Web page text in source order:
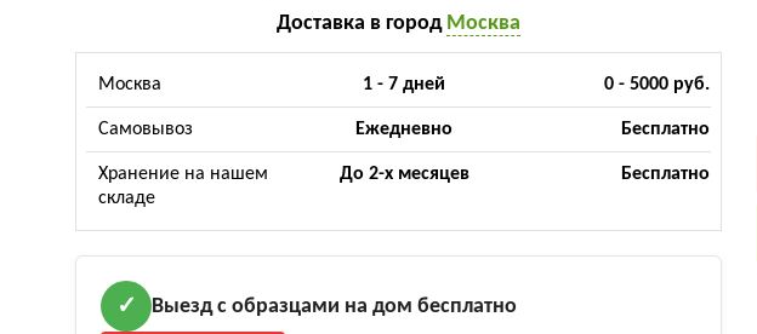
Доставка в город Москва
Москва 1 - 7 дней 0 - 5000 руб.
Самовывоз Ежедневно Бесплатно
Хранение на нашем
складе
До 2-х месяцев Бесплатно
✓ Выезд с образцами на дом бесплатно